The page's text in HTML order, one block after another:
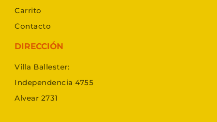
Carrito
Contacto
DIRECCIÓN
Villa Ballester:
Independencia 4755
Alvear 2731